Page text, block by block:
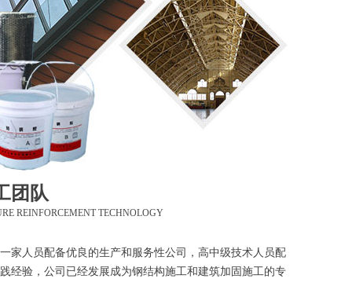
团队
REINFORCEMENT TECHNOLOGY
家人员配备优良的生产和服务性公司，高中级技术人员配
经验，公司已经发展成为钢结构施工和建筑加固施工的专